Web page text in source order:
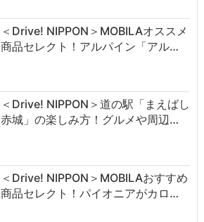
＜Drive! NIPPON＞MOBILAオススメ
商品セレクト！アルパイン「アル…
＜Drive! NIPPON＞道の駅「まえばし
赤城」の楽しみ方！グルメや周辺…
＜Drive! NIPPON＞MOBILAおすすめ
商品セレクト！パイオニアがカロ…